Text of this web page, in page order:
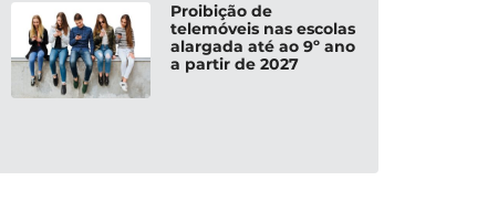
Proibição de
telemóveis nas escolas
alargada até ao 9º ano
a partir de 2027